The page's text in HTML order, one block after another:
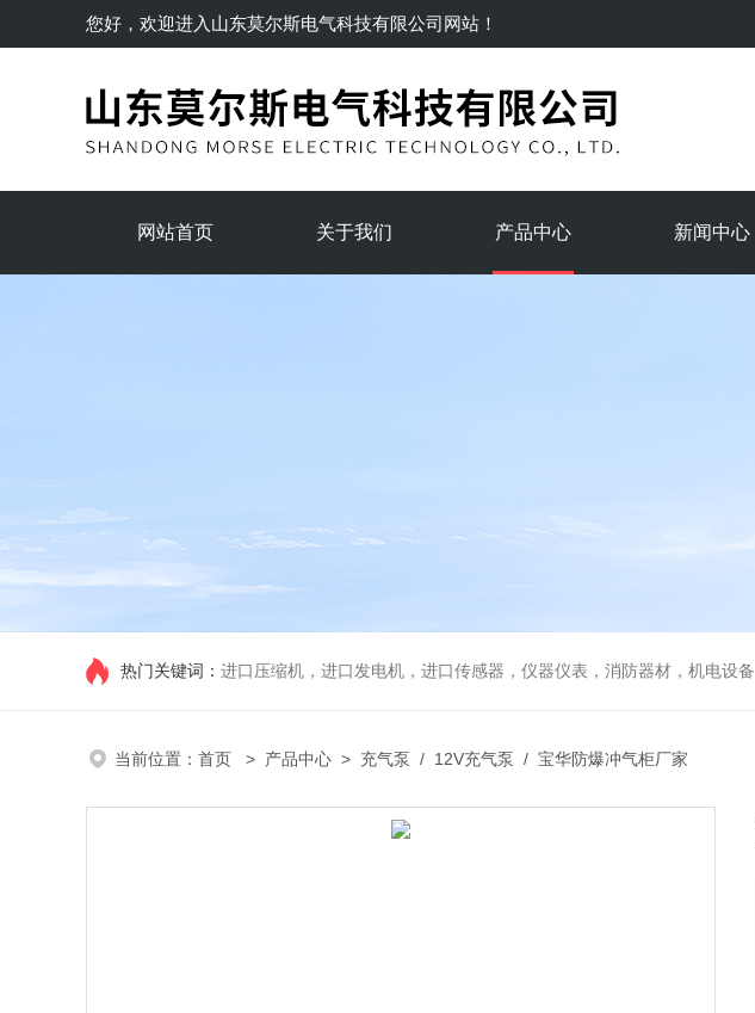
您好，欢迎进入 山东莫尔斯电气科技有限公司网站！
网站首页 关于我们 产品中心 新闻中心
热门关键词： 进口压缩机，进口发电机，进口传感器，仪器仪表，消防器材，机电设备
当前位置： 首页 > 产品中心 > 充气泵 / 12V充气泵 / 宝华防爆冲气柜厂家